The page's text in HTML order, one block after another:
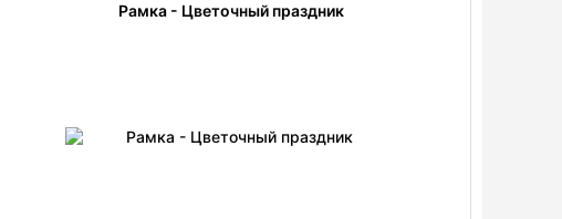
Рамка - Цветочный праздник